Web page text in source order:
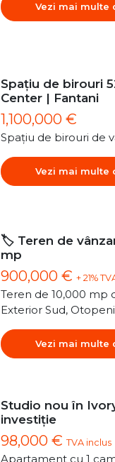
Vezi mai multe
Spațiu de birouri
Center | Fantani
1,100,000 €
Spațiu de birouri de
Vezi mai multe
🏷️ Teren de
mp
900,000 € + 21%
Teren de 10,000 mp
Exterior Sud, Otopeni
Vezi mai multe
Studio nou în
investiție
98,000 € TVA inclus
Apartament cu 1